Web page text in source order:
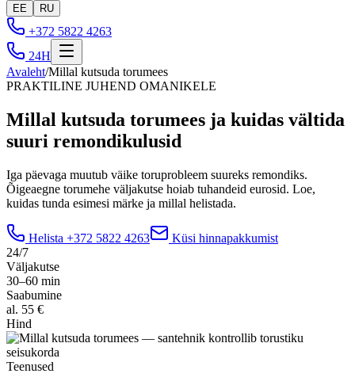
EE RU
+372 5822 4263
24H
Avaleht/Millal kutsuda torumees
PRAKTILINE JUHEND OMANIKELE
Millal kutsuda torumees ja kuidas vältida
suuri remondikulusid
Iga päevaga muutub väike toruprobleem suureks remondiks.
Õigeaegne torumehe väljakutse hoiab tuhandeid eurosid. Loe,
kuidas tunda esimesi märke ja millal helistada.
Helista +372 5822 4263
Küsi hinnapakkumist
24/7
Väljakutse
30–60 min
Saabumine
al. 55 €
Hind
Teenused